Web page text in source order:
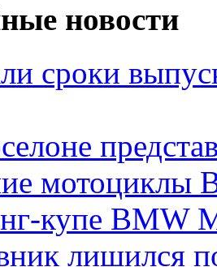
новости
сроки
мотоциклы
купе BMW
лишился